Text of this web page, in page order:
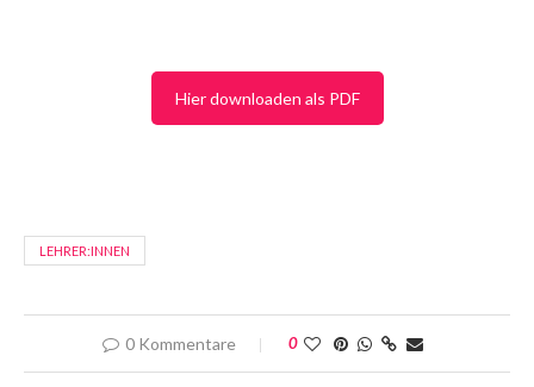
Hier downloaden als PDF
LEHRER:INNEN
0 Kommentare 0